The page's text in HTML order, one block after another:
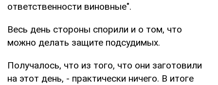
ответственности виновные".
Весь день стороны спорили и о том, что
можно делать защите подсудимых.
Получалось, что из того, что они заготовили
на этот день, - практически ничего. В итоге